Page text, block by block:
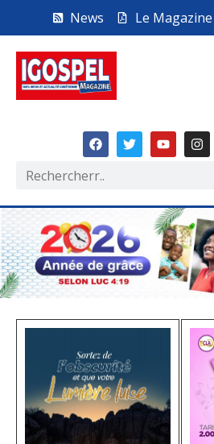
News Le Magazine